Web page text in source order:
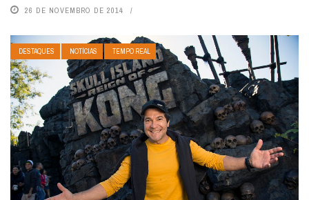
26 DE NOVEMBRO DE 2014
DESTAQUES NOTÍCIAS TEMPO REAL